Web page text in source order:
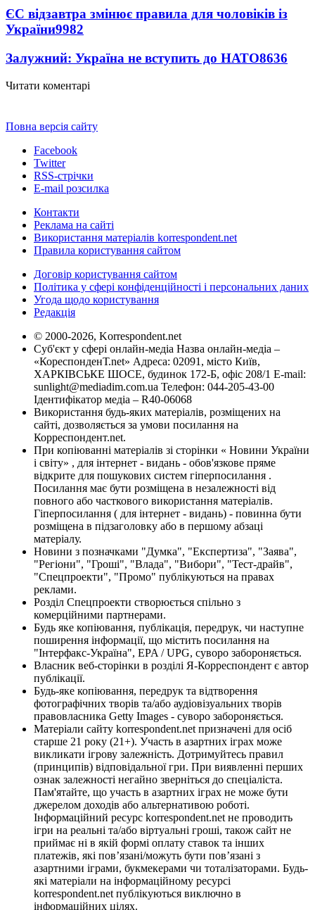
ЄС відзавтра змінює правила для чоловіків із
України9982
Залужний: Україна не вступить до НАТО8636
Читати коментарі
Повна версія сайту
Facebook
Twitter
RSS-стрічки
E-mail розсилка
Контакти
Реклама на сайті
Використання матеріалів korrespondent.net
Правила користування сайтом
Договір користування сайтом
Політика у сфері конфіденційності і персональних даних
Угода щодо користування
Редакція
© 2000-2026, Korrespondent.net
Суб'єкт у сфері онлайн-медіа Назва онлайн-медіа –
«КореспонденТ.net» Адреса: 02091, місто Київ,
ХАРКІВСЬКЕ ШОСЕ, будинок 172-Б, офіс 208/1 E-mail:
sunlight@mediadim.com.ua Телефон: 044-205-43-00
Ідентифікатор медіа – R40-06068
Використання будь-яких матеріалів, розміщених на
сайті, дозволяється за умови посилання на
Корреспондент.net.
При копіюванні матеріалів зі сторінки « Новини України
і світу» , для інтернет - видань - обов'язкове пряме
відкрите для пошукових систем гіперпосилання .
Посилання має бути розміщена в незалежності від
повного або часткового використання матеріалів.
Гіперпосилання ( для інтернет - видань) - повинна бути
розміщена в підзаголовку або в першому абзаці
матеріалу.
Новини з позначками "Думка", "Експертиза", "Заява",
"Регіони", "Гроші", "Влада", "Вибори", "Тест-драйв",
"Спецпроекти", "Промо" публікуються на правах
реклами.
Розділ Спецпроекти створюється спільно з
комерційними партнерами.
Будь яке копіювання, публікація, передрук, чи наступне
поширення інформації, що містить посилання на
"Інтерфакс-Україна", EPA / UPG, суворо забороняється.
Власник веб-сторінки в розділі Я-Корреспондент є автор
публікації.
Будь-яке копіювання, передрук та відтворення
фотографічних творів та/або аудіовізуальних творів
правовласника Getty Images - суворо забороняється.
Матеріали сайту korrespondent.net призначені для осіб
старше 21 року (21+). Участь в азартних іграх може
викликати ігрову залежність. Дотримуйтесь правил
(принципів) відповідальної гри. При виявленні перших
ознак залежності негайно зверніться до спеціаліста.
Пам'ятайте, що участь в азартних іграх не може бути
джерелом доходів або альтернативою роботі.
Інформаційний ресурс korrespondent.net не проводить
ігри на реальні та/або віртуальні гроші, також сайт не
приймає ні в якій формі оплату ставок та інших
платежів, які пов’язані/можуть бути пов’язані з
азартними іграми, букмекерами чи тоталізаторами. Будь-
які матеріали на інформаційному ресурсі
korrespondent.net публікуються виключно в
інформаційних цілях.